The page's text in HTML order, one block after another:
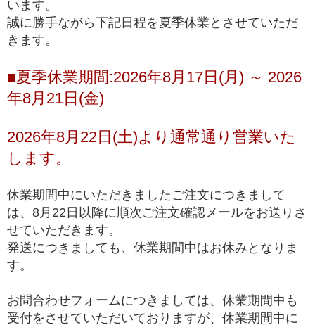
います。
誠に勝手ながら下記日程を夏季休業とさせていただ
きます。
■夏季休業期間:2026年8月17日(月) ～ 2026
年8月21日(金)
2026年8月22日(土)より通常通り営業いた
します。
休業期間中にいただきましたご注文につきまして
は、8月22日以降に順次ご注文確認メールをお送りさ
せていただきます。
発送につきましても、休業期間中はお休みとなりま
す。
お問合わせフォームにつきましては、休業期間中も
受付をさせていただいておりますが、休業期間中に